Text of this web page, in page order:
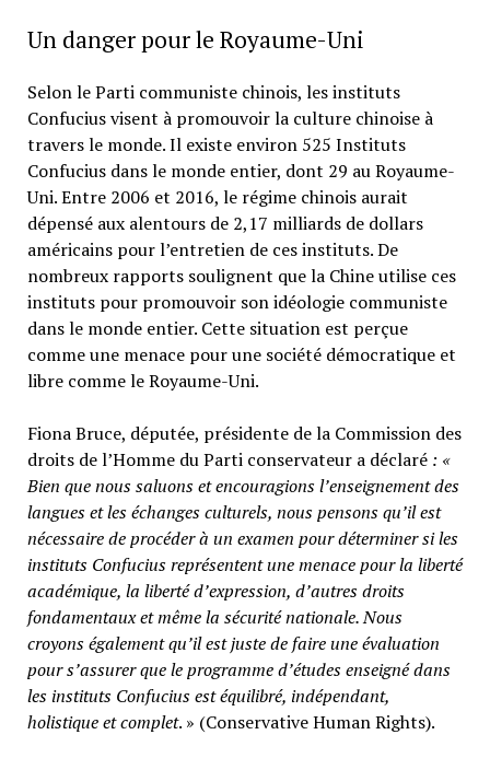
Un danger pour le Royaume-Uni
Selon le Parti communiste chinois, les instituts
Confucius visent à promouvoir la culture chinoise à
travers le monde. Il existe environ 525 Instituts
Confucius dans le monde entier, dont 29 au Royaume-
Uni. Entre 2006 et 2016, le régime chinois aurait
dépensé aux alentours de 2,17 milliards de dollars
américains pour l’entretien de ces instituts. De
nombreux rapports soulignent que la Chine utilise ces
instituts pour promouvoir son idéologie communiste
dans le monde entier. Cette situation est perçue
comme une menace pour une société démocratique et
libre comme le Royaume-Uni.
Fiona Bruce, députée, présidente de la Commission des
droits de l’Homme du Parti conservateur a déclaré: «
Bien que nous saluons et encouragions l’enseignement des
langues et les échanges culturels, nous pensons qu’il est
nécessaire de procéder à un examen pour déterminer si les
instituts Confucius représentent une menace pour la liberté
académique, la liberté d’expression, d’autres droits
fondamentaux et même la sécurité nationale. Nous
croyons également qu’il est juste de faire une évaluation
pour s’assurer que le programme d’études enseigné dans
les instituts Confucius est équilibré, indépendant,
holistique et complet. » (Conservative Human Rights).